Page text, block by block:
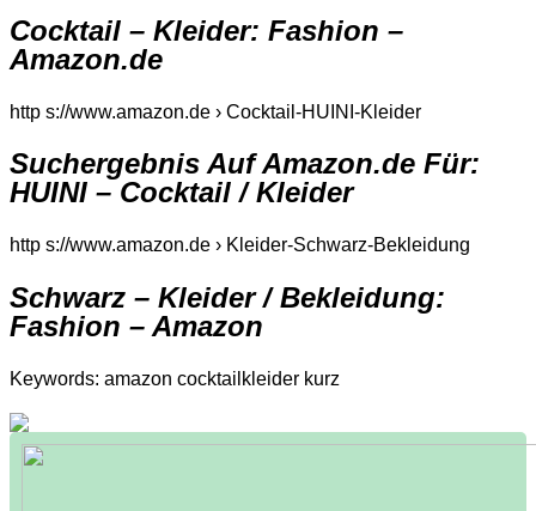
Cocktail – Kleider: Fashion –
Amazon.de
http s://www.amazon.de › Cocktail-HUINI-Kleider
Suchergebnis Auf Amazon.de Für:
HUINI – Cocktail / Kleider
http s://www.amazon.de › Kleider-Schwarz-Bekleidung
Schwarz – Kleider / Bekleidung:
Fashion – Amazon
Keywords: amazon cocktailkleider kurz